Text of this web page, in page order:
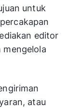
untuk
editor
mengelola
atau